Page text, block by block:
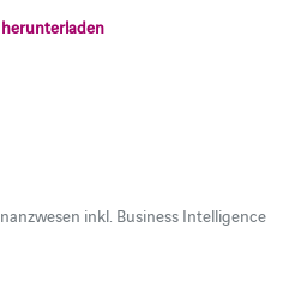
inkl. Business Intelligence